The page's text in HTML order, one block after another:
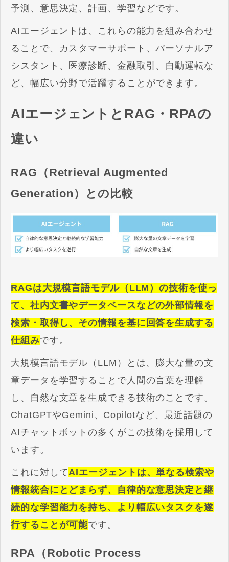
予測、意思決定、計画、学習などです。
AIエージェントは、これらの能力を組み合わせ
ることで、カスタマーサポート、パーソナルア
シスタント、医療診断、金融取引、自動運転な
ど、幅広い分野で活躍することができます。
AIエージェントとRAG・RPAの
違い
RAG（Retrieval Augmented
Generation）との比較
RAGは大規模言語モデル（LLM）の技術を使っ
て、社内文書やデータベースなどの外部情報を
検索・取得し、その情報を基に回答を生成する
仕組みです。
大規模言語モデル（LLM）とは、膨大な量の文
章データを学習することで人間の言葉を理解
し、自然な文章を生成できる技術のことです。
ChatGPTやGemini、Copilotなど、最近話題の
AIチャットボットの多くがこの技術を採用して
います。
これに対してAIエージェントは、単なる検索や
情報統合にとどまらず、自律的な意思決定と継
続的な学習能力を持ち、より幅広いタスクを遂
行することが可能です。
RPA（Robotic Process